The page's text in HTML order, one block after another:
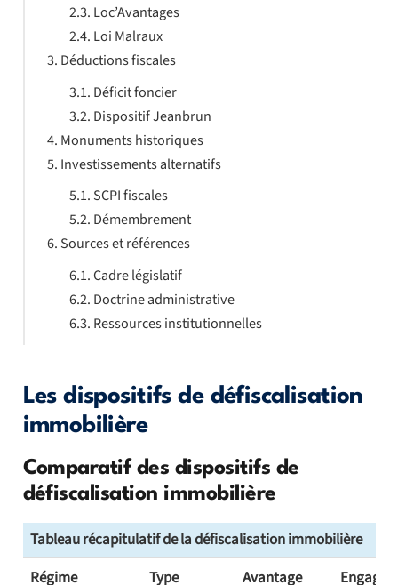
Les dispositifs de défiscalisation
immobilière
Comparatif des dispositifs de
défiscalisation immobilière
Tableau récapitulatif de la défiscalisation immobilière
Régime
Type
Avantage
Loc’Avantages
Loi Malraux
Déductions fiscales
Déficit foncier
Dispositif Jeanbrun
Monuments historiques
Investissements alternatifs
SCPI fiscales
Démembrement
Sources et références
Cadre législatif
Doctrine administrative
Ressources institutionnelles